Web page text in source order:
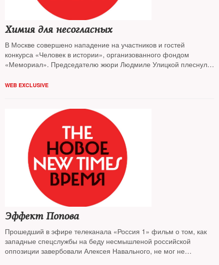
Химия для несогласных
В Москве совершено нападение на участников и гостей
конкурса «Человек в истории», организованного фондом
«Мемориал». Председателю жюри Людмиле Улицкой плеснули
WEB EXCLUSIVE
Эффект Попова
Прошедший в эфире телеканала «Россия 1» фильм о том, как
западные спецслужбы на беду несмышленой российской
оппозиции завербовали Алексея Навального, не мог не